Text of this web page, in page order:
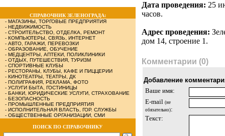
СПРАВОЧНИК ЗЕЛЕНОГРАДА:
- МАГАЗИНЫ, ТОРГОВЫЕ ПРЕДПРИЯТИЯ
- НЕДВИЖИМОСТЬ
- СТРОИТЕЛЬСТВО, ОТДЕЛКА, РЕМОНТ
- КОМПЬЮТЕРЫ, СВЯЗЬ, ИНТЕРНЕТ
- АВТО, ГАРАЖИ, ПЕРЕВОЗКИ
- ОБРАЗОВАНИЕ, ОБУЧЕНИЕ
- МЕДЦЕНТРЫ, АПТЕКИ, ПОЛИКЛИНИКИ
- ОТДЫХ, ПУТЕШЕСТВИЯ, ТУРИЗМ
- СПОРТИВНЫЕ КЛУБЫ
- РЕСТОРАНЫ, КЛУБЫ, КАФЕ И ПИЦЦЕРИИ
- КИНОТЕАТРЫ, ТЕАТРЫ, ДК
- ПОЛИГРАФИЯ, РЕКЛАМА, ФОТО
- УСЛУГИ БЫТА, ГОСТИНИЦЫ
- БАНКИ, ЮРИДИЧЕСКИЕ УСЛУГИ, СТРАХОВАНИЕ
- БЕЗОПАСНОСТЬ
- ПРОМЫШЛЕННЫЕ ПРЕДПРИЯТИЯ
- ИСПОЛНИТЕЛЬНАЯ ВЛАСТЬ, ГОР. СЛУЖБЫ
- ОБЩЕСТВЕННЫЕ ОРГАНИЗАЦИИ, СМИ
ПОИСК ПО СПРАВОЧНИКУ
Дата проведения: 25
часов.
Адрес проведения:
дом 14, строение 1.
Комментарии (0)
Добавление
Ваше имя:
E-mail (не
обязательно):
Текст: